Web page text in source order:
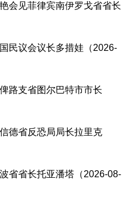
会见菲律宾南伊罗戈省省长
民议会议长多措娃（2026-
路支省图尔巴特市市长
德省反恐局局长拉里克
省省长托亚潘塔（2026-08-